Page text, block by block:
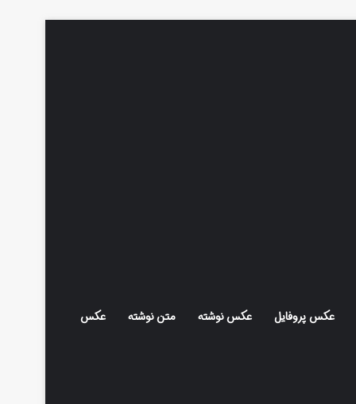
عکس پروفایل عکس نوشته متن نوشته عکس